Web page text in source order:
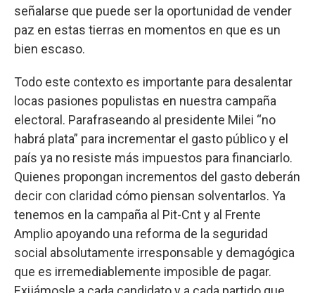
señalarse que puede ser la oportunidad de vender
paz en estas tierras en momentos en que es un
bien escaso.
Todo este contexto es importante para desalentar
locas pasiones populistas en nuestra campaña
electoral. Parafraseando al presidente Milei “no
habrá plata” para incrementar el gasto público y el
país ya no resiste más impuestos para financiarlo.
Quienes propongan incrementos del gasto deberán
decir con claridad cómo piensan solventarlos. Ya
tenemos en la campaña al Pit-Cnt y al Frente
Amplio apoyando una reforma de la seguridad
social absolutamente irresponsable y demagógica
que es irremediablemente imposible de pagar.